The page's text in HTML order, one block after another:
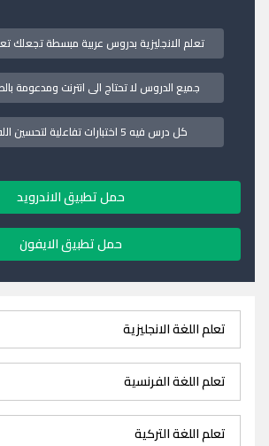
تعلم الانجليزية بدروس عربية مبسطة تجعلك
جميع الدروس لا تحتاج الى انترنت ومدعومة
كل درس فيه 5 اختبارات تفاعلية لتحسين اللفظ والنطق
حمل تطبيق الاندرويد
حمل تطبيق الايفون
تعلم اللغة الانجليزية
تعلم اللغة الفرنسية
تعلم اللغة التركية